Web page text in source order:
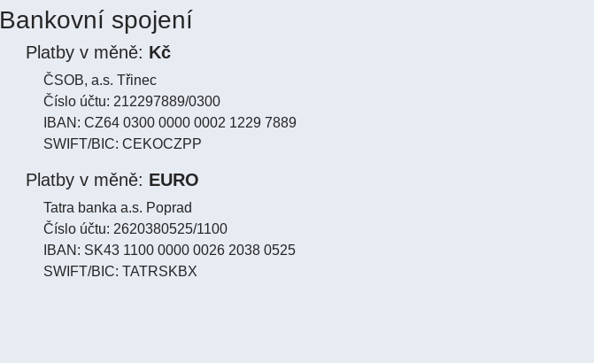
Bankovní spojení
Platby v měně: Kč
ČSOB, a.s. Třinec
Číslo účtu: 212297889/0300
IBAN: CZ64 0300 0000 0002 1229 7889
SWIFT/BIC: CEKOCZPP
Platby v měně: EURO
Tatra banka a.s. Poprad
Číslo účtu: 2620380525/1100
IBAN: SK43 1100 0000 0026 2038 0525
SWIFT/BIC: TATRSKBX